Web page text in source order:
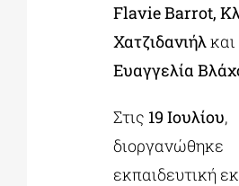
Flavie Barrot,
Χατζιδανιήλκαι
Ευαγγελία
Στις 19 Ιουλίου,
διοργανώθηκε
εκπαιδευτική